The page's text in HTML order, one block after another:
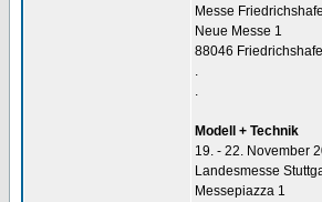
Messe
Neue Messe 1
88046
.
.
Modell + Technik
19. - 22. November
Landesmesse
Messepiazza 1